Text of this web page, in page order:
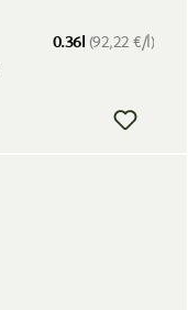
0.36l (92,22 €/l)